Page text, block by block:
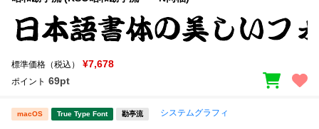
標準価格（税込） ¥7,678
ポイント 69pt
macOS True Type Font 勘亭流 システムグラフィ